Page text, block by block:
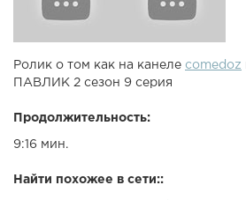
Ролик о том как на канеле comedoz
ПАВЛИК 2 сезон 9 серия
Продолжительность:
9:16 мин.
Найти похожее в сети::